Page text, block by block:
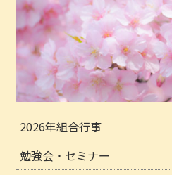
2026年組合行事
勉強会・セミナー